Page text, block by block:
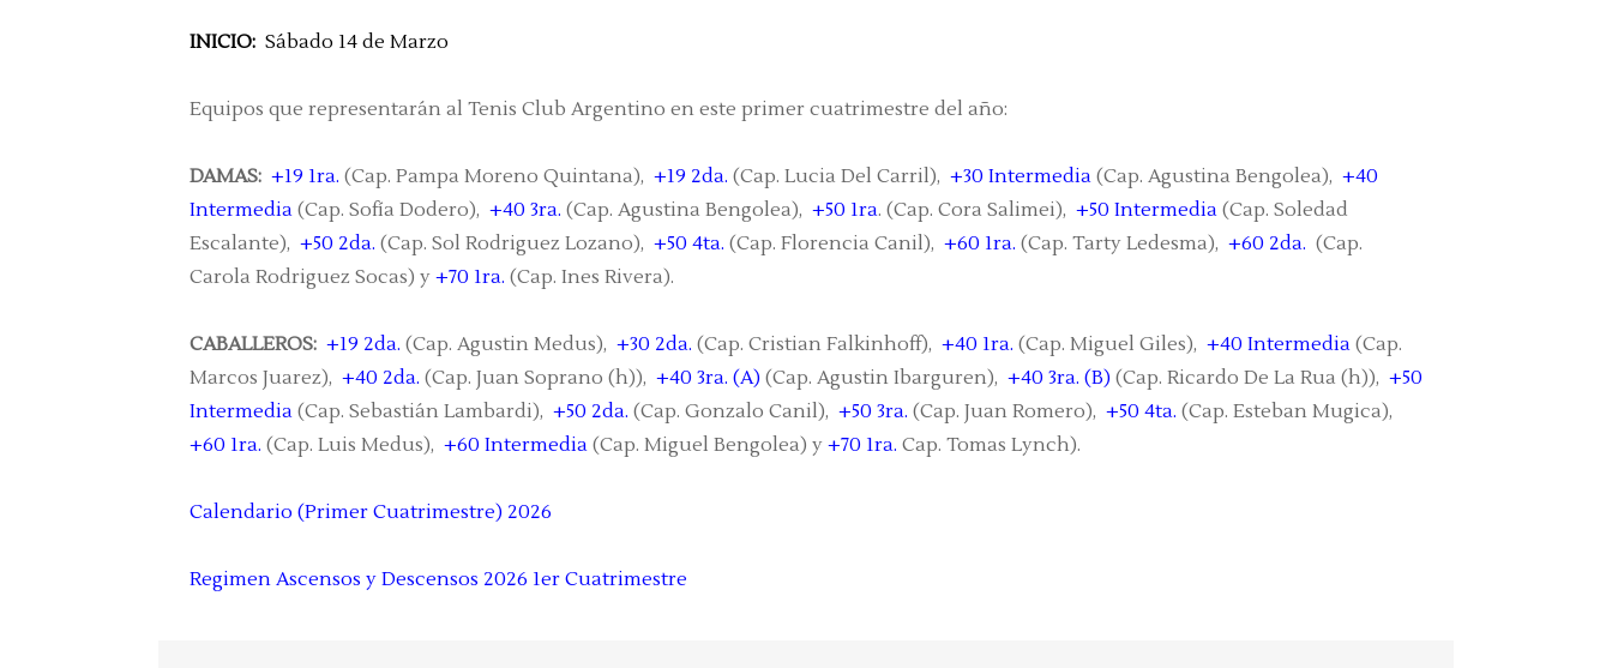
INICIO: Sábado 14 de Marzo
Equipos que representarán al Tenis Club Argentino en este primer cuatrimestre del año:
DAMAS: +19 1ra. (Cap. Pampa Moreno Quintana), +19 2da. (Cap. Lucia Del Carril), +30 Intermedia (Cap. Agustina Bengolea), +40
Intermedia (Cap. Sofía Dodero), +40 3ra. (Cap. Agustina Bengolea), +50 1ra. (Cap. Cora Salimei), +50 Intermedia (Cap. Soledad
Escalante), +50 2da. (Cap. Sol Rodriguez Lozano), +50 4ta. (Cap. Florencia Canil), +60 1ra. (Cap. Tarty Ledesma), +60 2da. (Cap.
Carola Rodriguez Socas) y +70 1ra. (Cap. Ines Rivera).
CABALLEROS: +19 2da. (Cap. Agustin Medus), +30 2da. (Cap. Cristian Falkinhoff), +40 1ra. (Cap. Miguel Giles), +40 Intermedia (Cap.
Marcos Juarez), +40 2da. (Cap. Juan Soprano (h)), +40 3ra. (A) (Cap. Agustin Ibarguren), +40 3ra. (B) (Cap. Ricardo De La Rua (h)), +50
Intermedia (Cap. Sebastián Lambardi), +50 2da. (Cap. Gonzalo Canil), +50 3ra. (Cap. Juan Romero), +50 4ta. (Cap. Esteban Mugica),
+60 1ra. (Cap. Luis Medus), +60 Intermedia (Cap. Miguel Bengolea) y +70 1ra. Cap. Tomas Lynch).
Calendario (Primer Cuatrimestre) 2026
Regimen Ascensos y Descensos 2026 1er Cuatrimestre